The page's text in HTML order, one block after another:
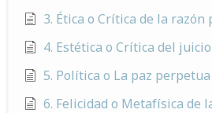
3. Ética o Crítica de la razón
4. Estética o Crítica del juicio
5. Política o La paz perpetua
6. Felicidad o Metafísica de